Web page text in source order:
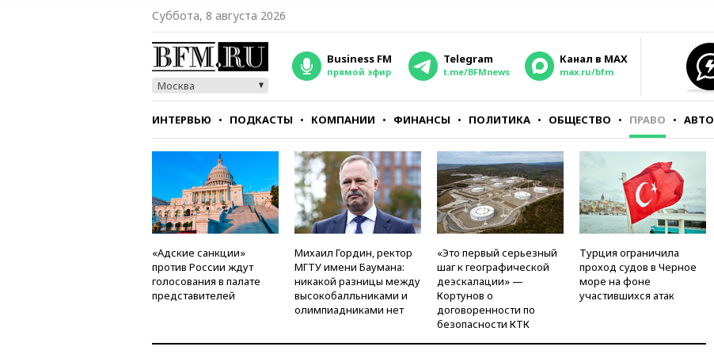
Суббота, 8 августа 2026
Москва
Business FM
прямой эфир
Telegram
t.me/BFMnews
Канал в MAX
max.ru/bfm
ИНТЕРВЬЮ ПОДКАСТЫ КОМПАНИИ ФИНАНСЫ ПОЛИТИКА ОБЩЕСТВО ПРАВО АВТО
СТИЛЬ ТЕСТЫ
«Адские санкции»
против России ждут
голосования в палате
представителей
Михаил Гордин, ректор
МГТУ имени Баумана:
никакой разницы между
высокобалльниками и
олимпиадниками нет
«Это первый серьезный
шаг к географической
деэскалации» —
Кортунов о
договоренности по
безопасности КТК
Турция ограничила
проход судов в Черное
море на фоне
участившихся атак